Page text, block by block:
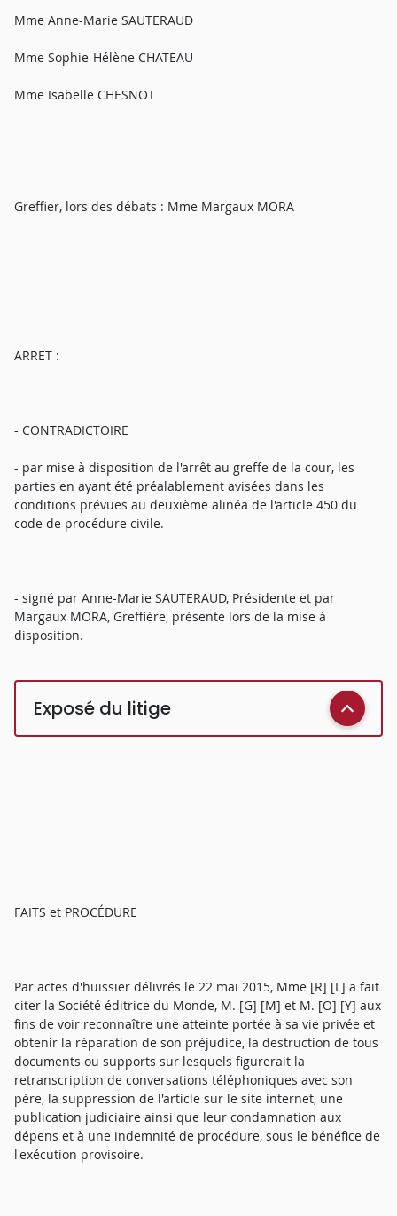
Mme Anne-Marie SAUTERAUD
Mme Sophie-Hélène CHATEAU
Mme Isabelle CHESNOT
Greffier, lors des débats : Mme Margaux MORA
ARRET :
- CONTRADICTOIRE
- par mise à disposition de l'arrêt au greffe de la cour, les
parties en ayant été préalablement avisées dans les
conditions prévues au deuxième alinéa de l'article 450 du
code de procédure civile.
- signé par Anne-Marie SAUTERAUD, Présidente et par
Margaux MORA, Greffière, présente lors de la mise à
disposition.
Exposé du litige
FAITS et PROCÉDURE
Par actes d'huissier délivrés le 22 mai 2015, Mme [R] [L] a fait
citer la Société éditrice du Monde, M. [G] [M] et M. [O] [Y] aux
fins de voir reconnaître une atteinte portée à sa vie privée et
obtenir la réparation de son préjudice, la destruction de tous
documents ou supports sur lesquels figurerait la
retranscription de conversations téléphoniques avec son
père, la suppression de l'article sur le site internet, une
publication judiciaire ainsi que leur condamnation aux
dépens et à une indemnité de procédure, sous le bénéfice de
l'exécution provisoire.